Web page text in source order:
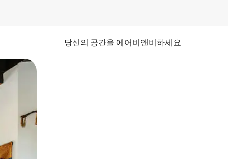
당신의 공간을 에어비앤비하세요